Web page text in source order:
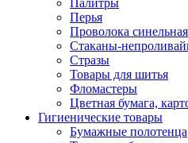
Палитры
Перья
Проволока синельная
Стаканы-
Стразы
Товары для шитья
Фломастеры
Цветная бумага,
Гигиенические товары
Бумажные полотенца